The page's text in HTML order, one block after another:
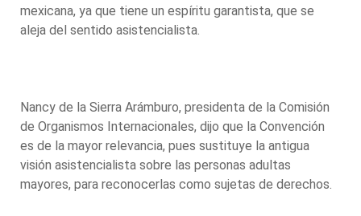
mexicana, ya que tiene un espíritu garantista, que se
aleja del sentido asistencialista.
Nancy de la Sierra Arámburo, presidenta de la Comisión
de Organismos Internacionales, dijo que la Convención
es de la mayor relevancia, pues sustituye la antigua
visión asistencialista sobre las personas adultas
mayores, para reconocerlas como sujetas de derechos.